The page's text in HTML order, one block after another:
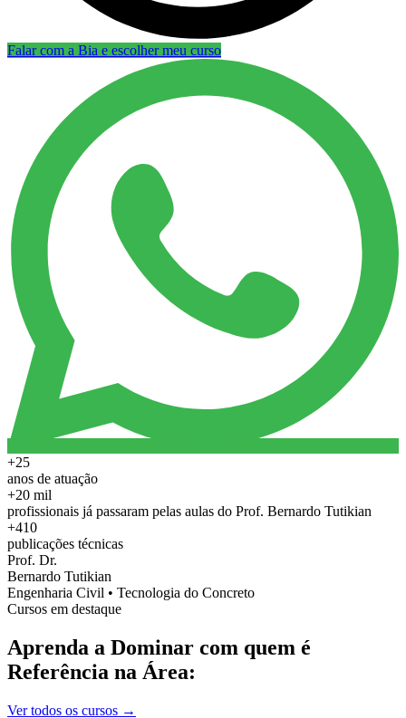
Falar com a Bia e escolher meu curso
+25
anos de atuação
+20 mil
profissionais já passaram pelas aulas do Prof. Bernardo Tutikian
+410
publicações técnicas
Prof. Dr.
Bernardo Tutikian
Engenharia Civil • Tecnologia do Concreto
Cursos em destaque
Aprenda a Dominar com quem é
Referência na Área:
Ver todos os cursos →